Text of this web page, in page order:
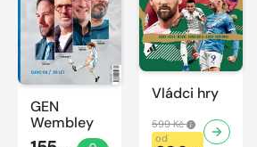
GEN
Wembley
Vládci hry
599 Kč
od